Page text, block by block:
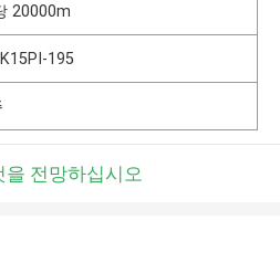
20000m
195
을 전망하십시오